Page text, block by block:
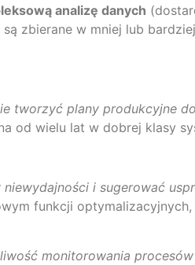
analizę danych
zbierane w mniej lub
tworzyć plany produkcyjne
od wielu lat w dobrej klasy
i sugerować
funkcji
monitorowania